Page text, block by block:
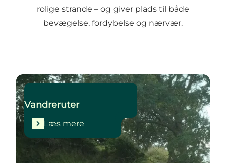
rolige strande – og giver plads til både
bevægelse, fordybelse og nærvær.
Læs mere
Vandreruter
Læs mere